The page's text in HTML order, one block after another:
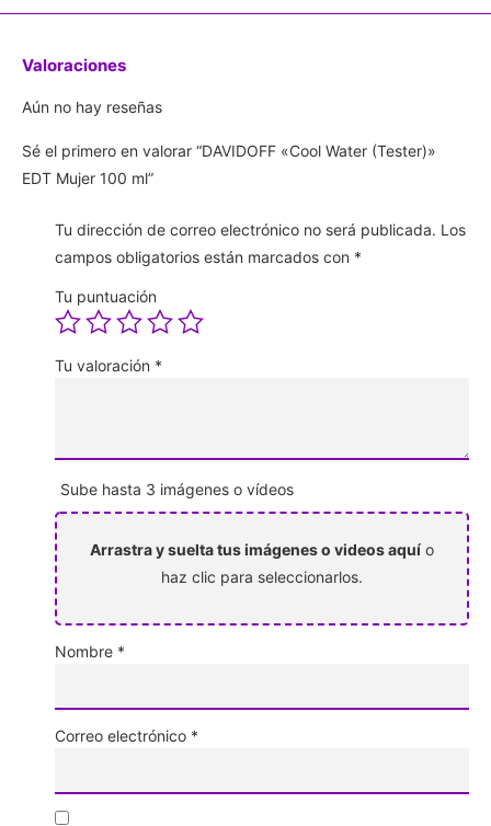
Valoraciones
Aún no hay reseñas
Sé el primero en valorar “DAVIDOFF «Cool Water (Tester)»
EDT Mujer 100 ml”
Tu dirección de correo electrónico no será publicada. Los
campos obligatorios están marcados con *
Tu puntuación
Tu valoración *
Sube hasta 3 imágenes o vídeos
Arrastra y suelta tus imágenes o videos aquí o
haz clic para seleccionarlos.
Nombre *
Correo electrónico *